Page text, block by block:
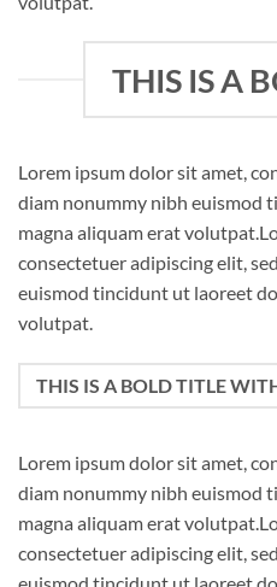
THIS IS A
Lorem ipsum dolor sit amet,
diam nonummy nibh euismod
magna aliquam erat
consectetuer adipiscing elit,
euismod tincidunt ut laoreet
volutpat.
THIS IS A BOLD TITLE
Lorem ipsum dolor sit amet,
diam nonummy nibh euismod
magna aliquam erat
consectetuer adipiscing elit,